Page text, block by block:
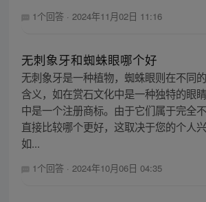
1个回答 · 2024年11月02日 11:16
无刺象牙和蜘蛛眼哪个好
无刺象牙是一种植物，蜘蛛眼则在不同
含义，如在赏石文化中是一种独特的眼
中是一个注册商标。由于它们属于完全
直接比较哪个更好，这取决于您的个人
如...
1个回答 · 2024年10月06日 04:35